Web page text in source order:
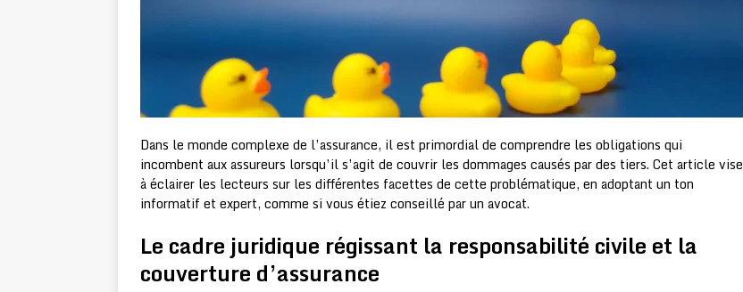
Dans le monde complexe de l’assurance, il est primordial de comprendre les obligations qui
incombent aux assureurs lorsqu’il s’agit de couvrir les dommages causés par des tiers. Cet article vise
à éclairer les lecteurs sur les différentes facettes de cette problématique, en adoptant un ton
informatif et expert, comme si vous étiez conseillé par un avocat.
Le cadre juridique régissant la responsabilité civile et la
couverture d’assurance